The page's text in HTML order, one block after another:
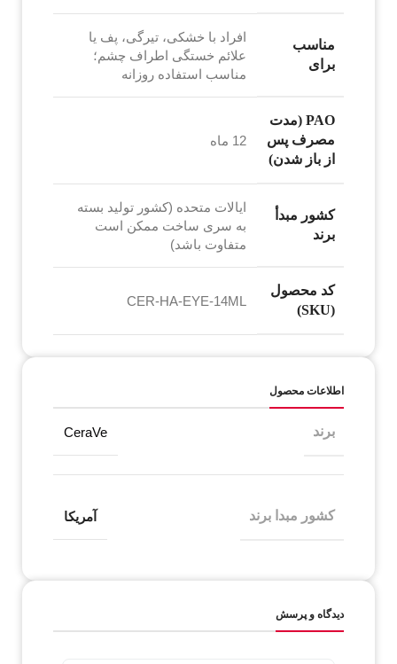
مناسب
برای
افراد با خشکی، تیرگی، پف یا
علائم خستگی اطراف چشم؛
مناسب استفاده روزانه
PAO (مدت
مصرف پس
از باز شدن)
12 ماه
کشور مبدأ
برند
ایالات متحده (کشور تولید بسته
به سری ساخت ممکن است
متفاوت باشد)
کد محصول
(SKU)
CER-HA-EYE-14ML
اطلاعات محصول
برند CeraVe
کشور مبدا برند آمریکا
دیدگاه و پرسش